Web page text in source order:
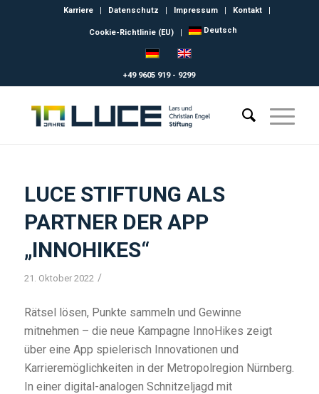
Karriere Datenschutz Impressum Kontakt
Cookie-Richtlinie (EU) Deutsch
+49 9605 919 - 9299
LUCE STIFTUNG ALS
PARTNER DER APP
„INNOHIKES“
21. Oktober 2022 /
Rätsel lösen, Punkte sammeln und Gewinne
mitnehmen – die neue Kampagne InnoHikes zeigt
über eine App spielerisch Innovationen und
Karrieremöglichkeiten in der Metropolregion Nürnberg.
In einer digital-analogen Schnitzeljagd mit